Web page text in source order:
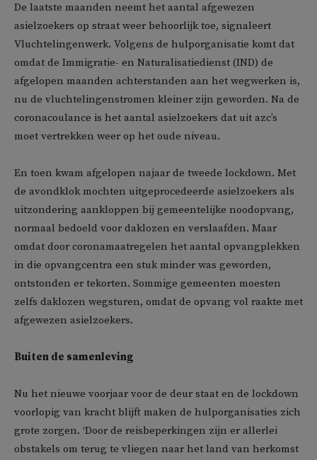
De laatste maanden neemt het aantal afgewezen
asielzoekers op straat weer behoorlijk toe, signaleert
Vluchtelingenwerk. Volgens de hulporganisatie komt dat
omdat de Immigratie- en Naturalisatiedienst (IND) de
afgelopen maanden achterstanden aan het wegwerken is,
nu de vluchtelingenstromen kleiner zijn geworden. Na de
coronacoulance is het aantal asielzoekers dat uit azc’s
moet vertrekken weer op het oude niveau.
En toen kwam afgelopen najaar de tweede lockdown. Met
de avondklok mochten uitgeprocedeerde asielzoekers als
uitzondering aankloppen bij gemeentelijke noodopvang,
normaal bedoeld voor daklozen en verslaafden. Maar
omdat door coronamaatregelen het aantal opvangplekken
in die opvangcentra een stuk minder was geworden,
ontstonden er tekorten. Sommige gemeenten moesten
zelfs daklozen wegsturen, omdat de opvang vol raakte met
afgewezen asielzoekers.
Buiten de samenleving
Nu het nieuwe voorjaar voor de deur staat en de lockdown
voorlopig van kracht blijft maken de hulporganisaties zich
grote zorgen. ‘Door de reisbeperkingen zijn er allerlei
obstakels om terug te vliegen naar het land van herkomst